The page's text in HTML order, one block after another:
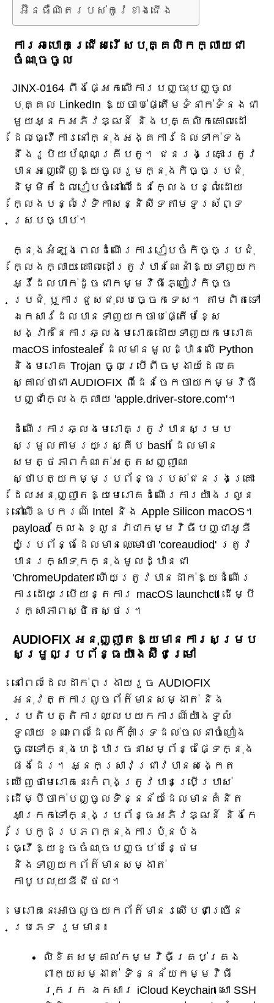
អ៊ីនធឺណិតរបស់កូរ៉េខាងជើង
ការឆបោកជ្រើសរើសបុគ្គលិកក្លាយជា
ចំណុចចូល
JINX-0164 ពឹងផ្អែកលើការបញ្ចុះបញ្ចូល
បុគ្គល LinkedIn ឱ្យចាប់ផ្តើមទំនាក់ទំនងជា
មួយអ្នកអភិវឌ្ឍន៍ និងបុគ្គលិកគោលដៅ
ដែលធ្វើការនៅក្នុងអង្គការដែលទាក់ទង
នឹងរូបិយប័ណ្ណគ្រីបតូ។ ជនរងគ្រោះត្រូវ
បានអញ្ជើញឱ្យចូលរួមក្នុងកិច្ចប្រជុំ
និម្មិតដែលរៀបចំនៅលើដែនក្លែងបន្លំដោយ
ក្លែងបន្លំវេទិកាសន្និសីទតាមទូរស័ព្ទ
ស្របច្បាប់។
ក្នុងអំឡុងពេលដំណើរការរៀបចំកិច្ចប្រជុំ
ក្លែងក្លាយ គោលដៅត្រូវបានណែនាំឱ្យទាញយក
អ្វីដែលហាក់ដូចជាកម្មវិធីភ្ញៀវកិច្ច
ប្រជុំ ឬការជួសជុលបច្ចេកទេស។ តាមពិតទៅ
ឯកសារដែលបានទាញយកចាប់ផ្តើមខ្សែ
សង្វាក់នៃការឆ្លងមេរោគដោយទាញយកមេរោគ
macOS infostealer ដែលមានមូលដ្ឋានលើ Python
និងមេរោគ Trojan ចូលប្រើពីចម្ងាយដែលគេ
ស្គាល់ថាជា AUDIOFIX ពីដែនចែកចាយកម្មវិធី
បញ្ជាក្លែងក្លាយ 'apple.driver-store.com'។
ដំណើរការឆ្លងមេរោគត្រូវបានសម្រប
សម្រួលតាមរយៈស្គ្រីប bash ដែលមាន
សមត្ថភាពកំណត់អត្តសញ្ញាណ
ស្ថាបត្យកម្មប្រព័ន្ធរបស់ជនរងគ្រោះ
ដែលអនុញ្ញាតឱ្យមេរោគដំណើរការយ៉ាងរលូន
នៅលើឧបករណ៍ Intel និង Apple Silicon macOS។
payload ក្លែងខ្លួនវាជាកម្មវិធីបញ្ជាអូឌី
យ៉ូប្រព័ន្ធដែលមានឈ្មោះថា 'coreaudiod' ត្រូវ
បានរក្សាទុកក្នុងមូលដ្ឋានជា
'ChromeUpdater' ហើយត្រូវបានដាក់ឱ្យដំណើរ
ការដោយប្រើយន្តការ macOS launchctl ដើម្បី
រក្សាភាពស្ថិតស្ថេរ។
AUDIOFIX អនុញ្ញាតឱ្យមានការសម្រប
សម្រួលប្រព័ន្ធយ៉ាងស៊ីជម្រៅ
នៅពេលដែលដាក់ពង្រាយរួច AUDIOFIX
អនុវត្តការលួចព័ត៌មានសម្ងាត់ និង
ប្រតិបត្តិការឈ្លបយកការណ៍យ៉ាងទូលំ
ទូលាយ ខណៈពេលដែលក៏គាំទ្រដល់ចលនាចំហៀង
ចូលទៅក្នុងហេដ្ឋារចនាសម្ព័ន្ធផ្ទៃក្នុង
ផងដែរ។ អ្នកស្រាវជ្រាវបានសង្កេត
ឃើញថាមេរោគនេះកំពុងត្រូវបានប្រើប្រាស់
ដើម្បីចាក់បញ្ចូលទិន្នន័យដែលមានគំនិត
អាក្រក់ទៅក្នុងប្រព័ន្ធអភិវឌ្ឍន៍ និងកែ
ប្រែកូដប្រភពក្នុងការប៉ុនប៉ង
ធ្វើឱ្យខូចចំណុចបញ្ចប់បន្ថែម
និងទាញយកព័ត៌មានសម្ងាត់
កាបូបលុយឌីជីថល។
មេរោគ​នេះ​អាច​លួច​យក​ព័ត៌មាន​រសើប​ជាច្រើន​
ប្រភេទ រួមមាន៖
លិខិតសម្គាល់កម្មវិធីគ្រប់គ្រង
ពាក្យសម្ងាត់ ទិន្នន័យកម្មវិធី
រុករក ឯកសារ iCloud Keychain សោ SSH